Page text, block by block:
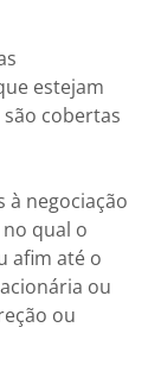
estejam
cobertas
à negociação
qual o
afim até o
ou
ou